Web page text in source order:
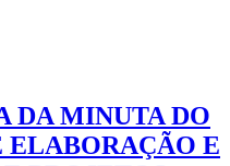
DA MINUTA DO
E